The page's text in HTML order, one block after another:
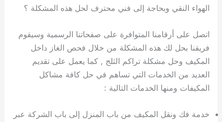
الهواء النقي وبحاجة إلى فني محترف لحل هذه المشكلة ؟
اتصل على أرقامنا المتوافرة على صفحاتنا الرسمية وسيقوم
فريقنا بحل لك هذه المشكلة من خلال فحص الغاز داخل
المكيف وحل مشكلة تراكم الثلج , كما يعمل على تقديم
العديد من الخدمات التي تساهم في حل كافة مشاكل
المكيفات ومنها الخدمات التالية :
خدمة فك ونقل المكيف من باب المنزل إلى باب الشركة عبر